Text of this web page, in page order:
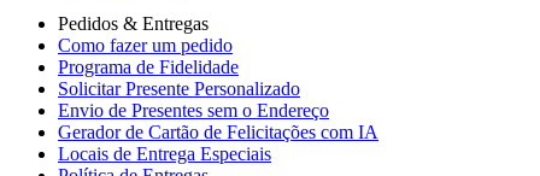
Pedidos & Entregas
Como fazer um pedido
Programa de Fidelidade
Solicitar Presente Personalizado
Envio de Presentes sem o Endereço
Gerador de Cartão de Felicitações com IA
Locais de Entrega Especiais